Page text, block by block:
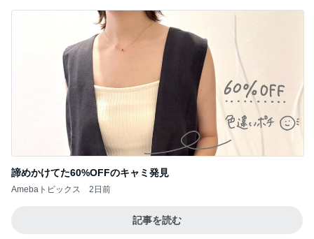
諦めかけてた60%OFFのキャミ発見
Amebaトピックス 2日前
記事を読む